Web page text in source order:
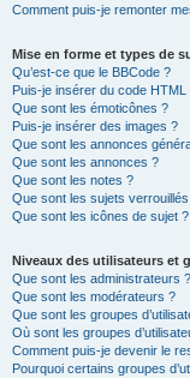
Comment puis-je remonter
Mise en forme et types de
Qu’est-ce que le BBCode ?
Puis-je insérer du code HTML
Que sont les émoticônes ?
Puis-je insérer des images ?
Que sont les annonces
Que sont les annonces ?
Que sont les notes ?
Que sont les sujets
Que sont les icônes de sujet ?
Niveaux des utilisateurs et
Que sont les administrateurs ?
Que sont les modérateurs ?
Que sont les groupes
Où sont les groupes
Comment puis-je devenir le
Pourquoi certains groupes